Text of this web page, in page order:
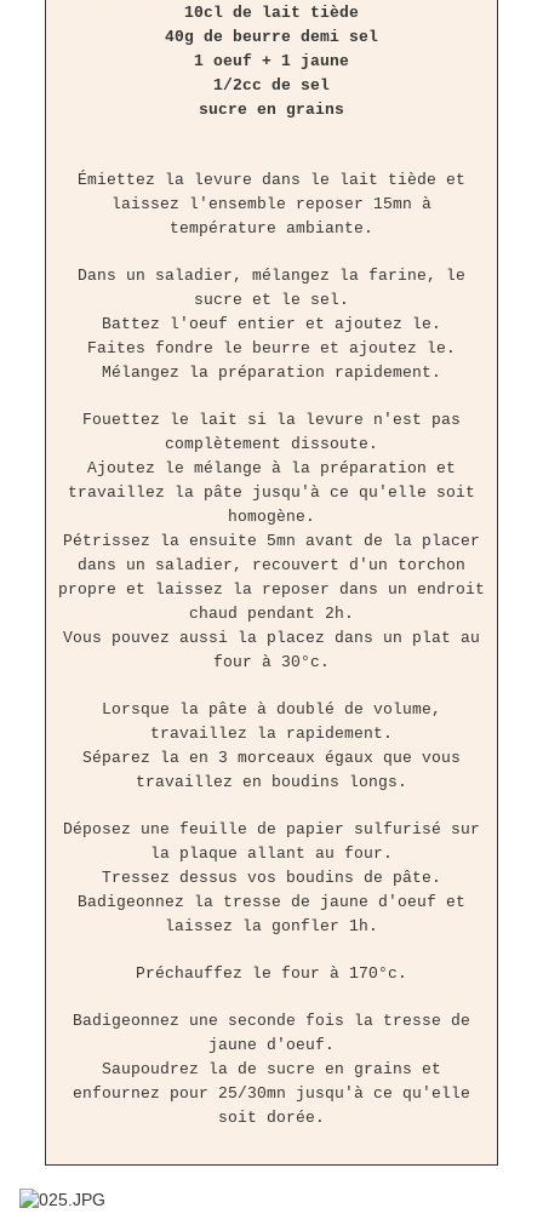
10cl de lait tiède
40g de beurre demi sel
1 oeuf + 1 jaune
1/2cc de sel
sucre en grains
Émiettez la levure dans le lait tiède et
laissez l'ensemble reposer 15mn à
température ambiante.
Dans un saladier, mélangez la farine, le
sucre et le sel.
Battez l'oeuf entier et ajoutez le.
Faites fondre le beurre et ajoutez le.
Mélangez la préparation rapidement.
Fouettez le lait si la levure n'est pas
complètement dissoute.
Ajoutez le mélange à la préparation et
travaillez la pâte jusqu'à ce qu'elle soit
homogène.
Pétrissez la ensuite 5mn avant de la placer
dans un saladier, recouvert d'un torchon
propre et laissez la reposer dans un endroit
chaud pendant 2h.
Vous pouvez aussi la placez dans un plat au
four à 30°c.
Lorsque la pâte à doublé de volume,
travaillez la rapidement.
Séparez la en 3 morceaux égaux que vous
travaillez en boudins longs.
Déposez une feuille de papier sulfurisé sur
la plaque allant au four.
Tressez dessus vos boudins de pâte.
Badigeonnez la tresse de jaune d'oeuf et
laissez la gonfler 1h.
Préchauffez le four à 170°c.
Badigeonnez une seconde fois la tresse de
jaune d'oeuf.
Saupoudrez la de sucre en grains et
enfournez pour 25/30mn jusqu'à ce qu'elle
soit dorée.